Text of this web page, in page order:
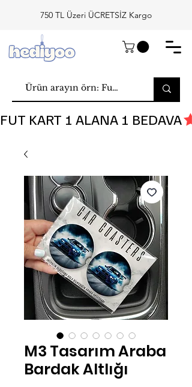
750 TL Üzeri ÜCRETSİZ Kargo
FUT KART 1 ALANA 1 BEDAVA
M3 Tasarım Araba
Bardak Altlığı